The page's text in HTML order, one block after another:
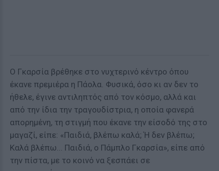
Ο Γκαρσία βρέθηκε στο νυχτερινό κέντρο όπου
έκανε πρεμιέρα η Πάολα. Φυσικά, όσο κι αν δεν το
ήθελε, έγινε αντιληπτός από τον κόσμο, αλλά και
από την ίδια την τραγουδίστρια, η οποία φανερά
απορημένη, τη στιγμή που έκανε την είσοδό της στο
μαγαζί, είπε: «Παιδιά, βλέπω καλά; Ή δεν βλέπω;
Καλά βλέπω... Παιδιά, ο Πάμπλο Γκαρσία», είπε από
την πίστα, με το κοινό να ξεσπάει σε